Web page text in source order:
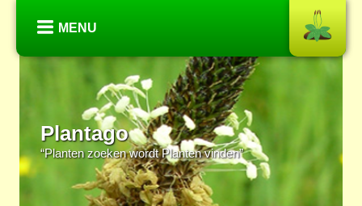
MENU
Plantago
“Planten zoeken wordt Planten vinden”